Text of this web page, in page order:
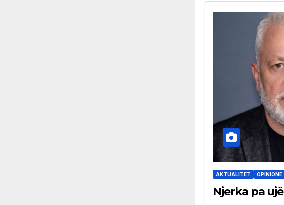
AKTUALITET OPINIONE
Njerka pa ujë